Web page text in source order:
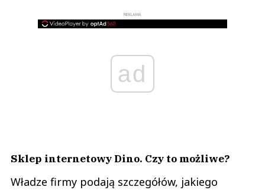
REKLAMA
ad
Sklep internetowy Dino. Czy to możliwe?
Władze firmy podają szczegółów, jakiego